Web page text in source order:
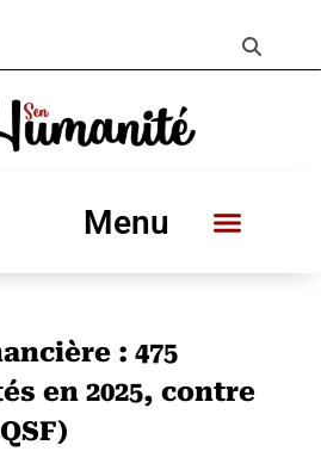
Menu
: 475
en 2025, contre